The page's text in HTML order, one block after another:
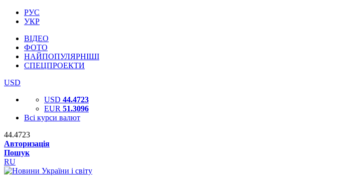
РУС
УКР
ВІДЕО
ФОТО
НАЙПОПУЛЯРНІШІ
СПЕЦПРОЕКТИ
USD
USD 44.4723
EUR 51.3096
Всі курси валют
44.4723
Авторизація
Пошук
RU